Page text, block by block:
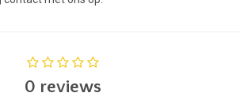
0 reviews